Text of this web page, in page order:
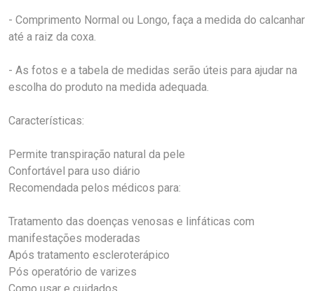
- Comprimento Normal ou Longo, faça a medida do calcanhar
até a raiz da coxa.
- As fotos e a tabela de medidas serão úteis para ajudar na
escolha do produto na medida adequada.
Características:
Permite transpiração natural da pele
Confortável para uso diário
Recomendada pelos médicos para:
Tratamento das doenças venosas e linfáticas com
manifestações moderadas
Após tratamento escleroterápico
Pós operatório de varizes